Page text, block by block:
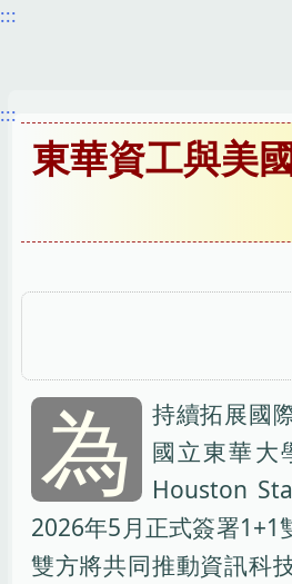
跳
要
:::
:::
東華資工與美
為
持續拓展國
國立東華大
Houston
2026年5月正式簽署1+1
雙方將共同推動資訊科